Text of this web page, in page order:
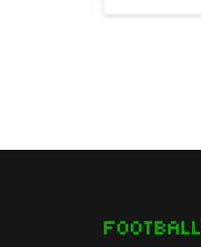
FOOTBALL